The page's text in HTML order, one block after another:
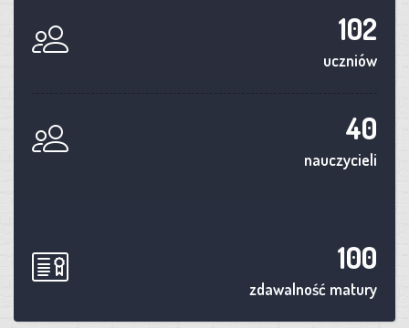
102
uczniów
40
nauczycieli
100
zdawalność matury